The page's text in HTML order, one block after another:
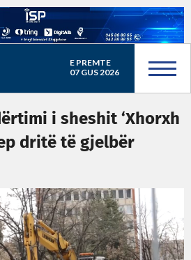
E PREMTE
07 GUS 2026
i sheshit ‘Xhorxh
dritë të gjelbër